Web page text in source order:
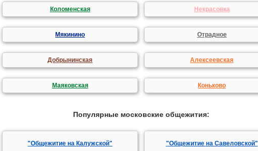
Коломенская Некрасовка
Мякинино Отрадное
Добрынинская Алексеевская
Маяковская Коньково
Популярные московские общежития:
"Общежитие на Калужской" "Общежитие на Савеловской"